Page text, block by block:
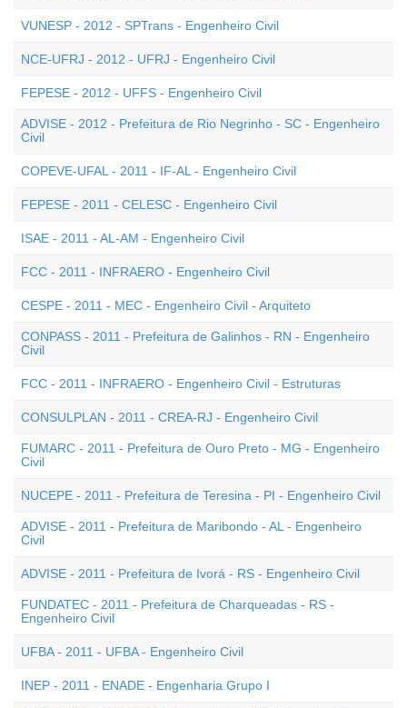
VUNESP - 2012 - SPTrans - Engenheiro Civil
NCE-UFRJ - 2012 - UFRJ - Engenheiro Civil
FEPESE - 2012 - UFFS - Engenheiro Civil
ADVISE - 2012 - Prefeitura de Rio Negrinho - SC - Engenheiro
Civil
COPEVE-UFAL - 2011 - IF-AL - Engenheiro Civil
FEPESE - 2011 - CELESC - Engenheiro Civil
ISAE - 2011 - AL-AM - Engenheiro Civil
FCC - 2011 - INFRAERO - Engenheiro Civil
CESPE - 2011 - MEC - Engenheiro Civil - Arquiteto
CONPASS - 2011 - Prefeitura de Galinhos - RN - Engenheiro
Civil
FCC - 2011 - INFRAERO - Engenheiro Civil - Estruturas
CONSULPLAN - 2011 - CREA-RJ - Engenheiro Civil
FUMARC - 2011 - Prefeitura de Ouro Preto - MG - Engenheiro
Civil
NUCEPE - 2011 - Prefeitura de Teresina - PI - Engenheiro Civil
ADVISE - 2011 - Prefeitura de Maribondo - AL - Engenheiro
Civil
ADVISE - 2011 - Prefeitura de Ivorá - RS - Engenheiro Civil
FUNDATEC - 2011 - Prefeitura de Charqueadas - RS -
Engenheiro Civil
UFBA - 2011 - UFBA - Engenheiro Civil
INEP - 2011 - ENADE - Engenharia Grupo I